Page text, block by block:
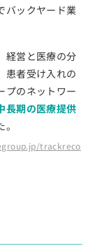
バックヤード業
経営と医療の分
患者受け入れの
プのネットワー
長期の医療提供
trackreco